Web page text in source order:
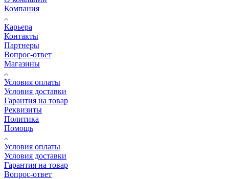
Компания
Карьера
Контакты
Партнеры
Вопрос-ответ
Магазины
Условия оплаты
Условия доставки
Гарантия на товар
Реквизиты
Политика
Помощь
Условия оплаты
Условия доставки
Гарантия на товар
Вопрос-ответ